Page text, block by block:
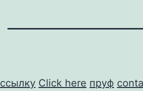
ссылку Click here пруф